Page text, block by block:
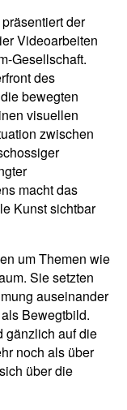
der
Videoarbeiten
Gesellschaft.
des
bewegten
visuellen
zwischen
macht das
Kunst sichtbar
um Themen wie
Sie setzten
auseinander
Bewegtbild.
gänzlich auf die
noch als über
über die